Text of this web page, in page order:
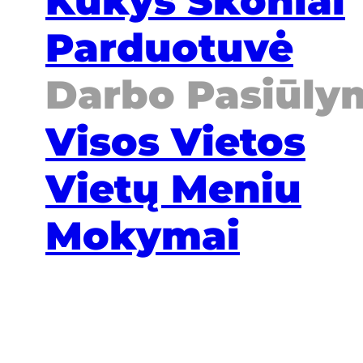
Parduotuvė
Darbo
Visos Vietos
Vietų Meniu
Mokymai